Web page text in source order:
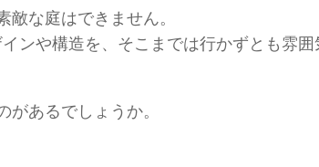
敵な庭はできません。
ンや構造を、そこまでは行かずとも雰
あるでしょうか。